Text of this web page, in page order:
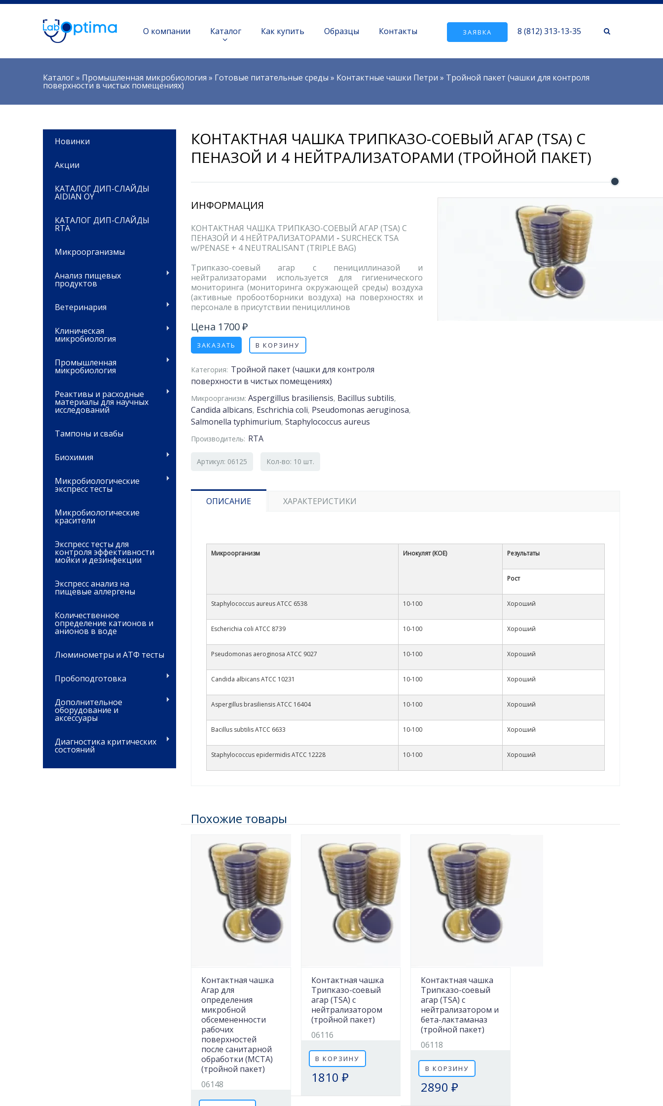
О компании Каталог Как купить Образцы Контакты ЗАЯВКА 8 (812) 313-13-35
Вы здесь
Каталог» Промышленная микробиология » Готовые питательные среды » Контактные чашки Петри » Тройной пакет (чашки для контроля
поверхности в чистых помещениях)
Новинки
Акции
КАТАЛОГ ДИП-СЛАЙДЫ
AIDIAN OY
КАТАЛОГ ДИП-СЛАЙДЫ
RTA
Микроорганизмы
Анализ пищевых
продуктов
Ветеринария
Клиническая
микробиология
Промышленная
микробиология
Реактивы и расходные
материалы для научных
исследований
Тампоны и свабы
Биохимия
Микробиологические
экспресс тесты
Микробиологические
красители
Экспресс тесты для
контроля эффективности
мойки и дезинфекции
Экспресс анализ на
пищевые аллергены
Количественное
определение катионов и
анионов в воде
Люминометры и АТФ тесты
Пробоподготовка
Дополнительное
оборудование и
аксессуары
Диагностика критических
состояний
КОНТАКТНАЯ ЧАШКА ТРИПКАЗО-СОЕВЫЙ АГАР (TSA) С
ПЕНАЗОЙ И 4 НЕЙТРАЛИЗАТОРАМИ (ТРОЙНОЙ ПАКЕТ)
ИНФОРМАЦИЯ
КОНТАКТНАЯ ЧАШКА ТРИПКАЗО-СОЕВЫЙ АГАР (TSA) С
ПЕНАЗОЙ И 4 НЕЙТРАЛИЗАТОРАМИ -SURCHECK TSA
w/PENASE + 4 NEUTRALISANT (TRIPLE BAG)
Трипказо-соевый агар
с пенициллиназой и
нейтрализаторами используется для гигиенического
мониторинга (мониторинга окружающей среды) воздуха
(активные пробоотборники воздуха) на поверхностях и
персонале в присутствии пенициллинов
Цена 1700 ₽
ЗАКАЗАТЬ В КОРЗИНУ
Категория: Тройной пакет (чашки для контроля
поверхности в чистых помещениях)
Микроорганизм: Aspergillus brasiliensis, Bacillus subtilis,
Candida albicans, Eschrichia coli, Pseudomonas aeruginosa,
Salmonella typhimurium, Staphylococcus aureus
Производитель: RTA
Артикул: 06125 Кол-во: 10 шт.
ОПИСАНИЕ ХАРАКТЕРИСТИКИ
Микроорганизм Инокулят (КОЕ) Результаты
Рост
Staphylococcus aureus ATCC 6538 10-100 Хороший
Escherichia coli ATCC 8739 10-100 Хороший
Pseudomonas aeroginosa ATCC 9027 10-100 Хороший
Candida albicans ATCC 10231 10-100 Хороший
Aspergillus brasiliensis ATCC 16404 10-100 Хороший
Bacillus subtilis ATCC 6633 10-100 Хороший
Staphylococcus epidermidis ATCC 12228 10-100 Хороший
Похожие товары
Контактная чашка
Агар для
определения
микробной
обсемененности
рабочих
поверхностей
после санитарной
обработки (MCTA)
(тройной пакет)
06148
Контактная чашка
Трипказо-соевый
агар (TSA) с
нейтрализатором
(тройной пакет)
06116
В КОРЗИНУ
1810 ₽
Контактная чашка
Трипказо-соевый
агар (TSA) с
нейтрализатором и
бета-лактаманаз
(тройной пакет)
06118
В КОРЗИНУ
2890 ₽